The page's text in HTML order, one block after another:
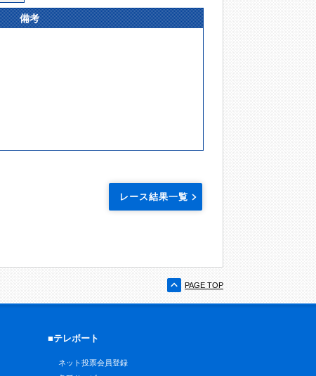
備考
レース結果一覧
PAGE TOP
■テレボート
ネット投票会員登録